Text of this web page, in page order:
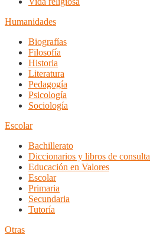
Humanidades
Biografías
Filosofía
Historia
Literatura
Pedagogía
Psicología
Sociología
Escolar
Bachillerato
Diccionarios y libros de consulta
Educación en Valores
Escolar
Primaria
Secundaria
Tutoría
Otras